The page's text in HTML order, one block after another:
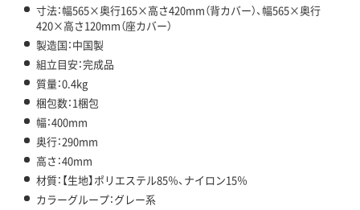
寸法：幅565×奥行165×高さ420mm（背カバー）、幅565×奥行
420×高さ120mm（座カバー）
製造国：中国製
組立目安：完成品
質量：0.4kg
梱包数：1梱包
幅：400mm
奥行：290mm
高さ：40mm
材質：【生地】ポリエステル85％、ナイロン15％
カラーグループ：グレー系